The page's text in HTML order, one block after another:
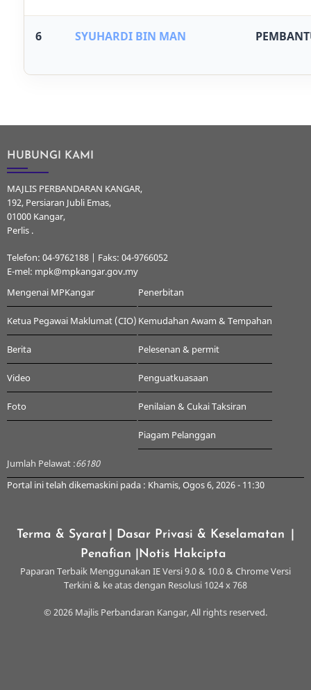
6 SYUHARDI BIN MAN
HUBUNGI KAMI
MAJLIS PERBANDARAN KANGAR,
192, Persiaran Jubli Emas,
01000 Kangar,
Perlis .
Telefon: 04-9762188 | Faks: 04-9766052
E-mel: mpk@mpkangar.gov.my
Mengenai MPKangar
Ketua Pegawai Maklumat (CIO)
Berita
Video
Foto
Penerbitan
Kemudahan Awam & Tempahan
Pelesenan & permit
Penguatkuasaan
Penilaian & Cukai Taksiran
Piagam Pelanggan
Jumlah Pelawat :66180
Portal ini telah dikemaskini pada : Khamis, Ogos 6, 2026 - 11:30
Terma & Syarat | Dasar Privasi & Keselamatan
Penafian
|Notis Hakcipta
Paparan Terbaik Menggunakan IE Versi 9.0 & 10.0 & Chrome Versi
Terkini & ke atas dengan Resolusi 1024 x 768
© 2026 Majlis Perbandaran Kangar, All rights reserved.